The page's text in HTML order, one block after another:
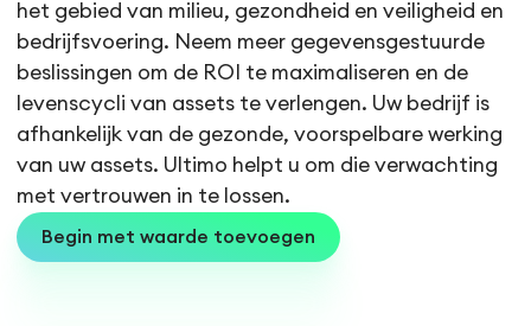
het gebied van milieu, gezondheid en veiligheid en
bedrijfsvoering. Neem meer gegevensgestuurde
beslissingen om de ROI te maximaliseren en de
levenscycli van assets te verlengen. Uw bedrijf is
afhankelijk van de gezonde, voorspelbare werking
van uw assets. Ultimo helpt u om die verwachting
met vertrouwen in te lossen.
Begin met waarde toevoegen